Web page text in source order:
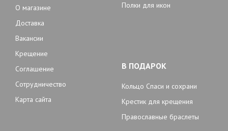
О магазине
Доставка
Вакансии
Крещение
Соглашение
Сотрудничество
Карта сайта
Полки для икон
В ПОДАРОК
Кольцо Спаси и сохрани
Крестик для крещения
Православные браслеты